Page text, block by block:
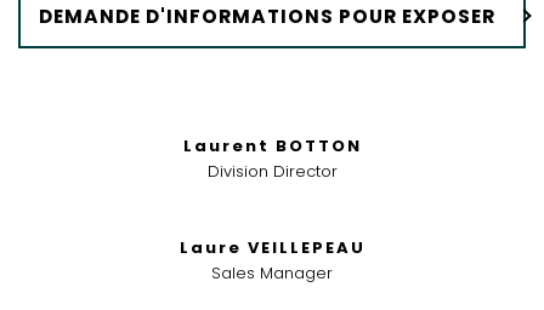
DEMANDE D'INFORMATIONS POUR EXPOSER
Laurent BOTTON
Division Director
Laure VEILLEPEAU
Sales Manager